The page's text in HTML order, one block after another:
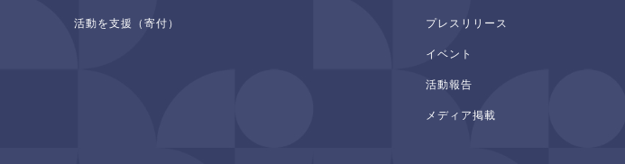
活動を支援（寄付） プレスリリース
イベント
活動報告
メディア掲載